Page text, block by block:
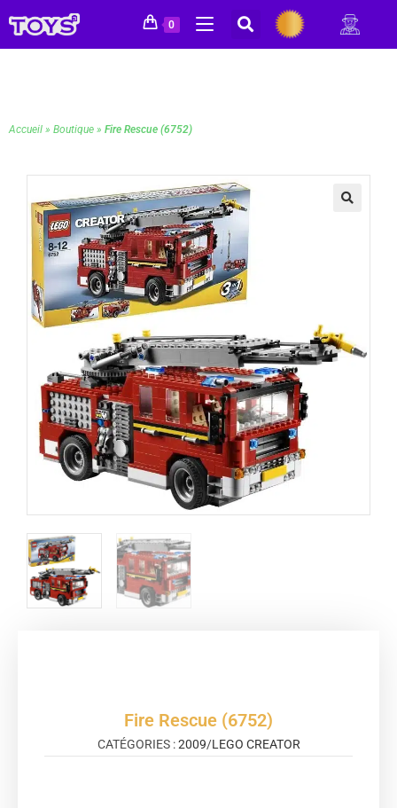
0
Accueil » Boutique » Fire Rescue (6752)
Fire Rescue (6752)
CATÉGORIES :2009/LEGO CREATOR